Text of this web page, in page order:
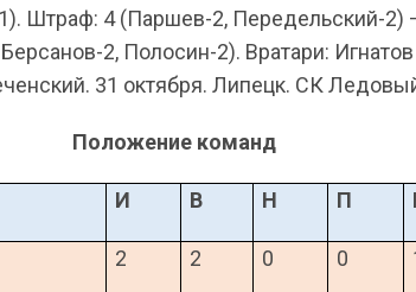
Штраф: 4 (Паршев-2, Передельский-2)
2, Полосин-2). Вратари:
31 октября. Липецк. СК
Положение команд
И В Н П
2 2 0 0